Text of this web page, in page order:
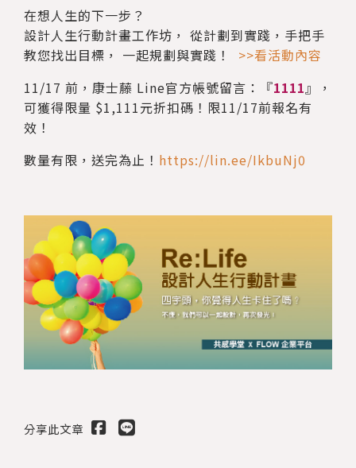
在想人生的下一步？
設計人生行動計畫工作坊， 從計劃到實踐，手把手
教您找出目標， 一起規劃與實踐！
>>看活動內容
11/17 前，康士藤 Line官方帳號留言：『1111』，
可獲得限量 $1,111元折扣碼！限11/17前報名有
效！
數量有限，送完為止！ https://lin.ee/IkbuNj0
分享此文章